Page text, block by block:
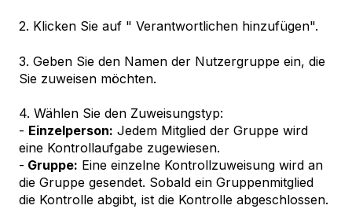
2. Klicken Sie auf " Verantwortlichen hinzufügen".
3. Geben Sie den Namen der Nutzergruppe ein, die
Sie zuweisen möchten.
4. Wählen Sie den Zuweisungstyp:
- Einzelperson: Jedem Mitglied der Gruppe wird
eine Kontrollaufgabe zugewiesen.
- Gruppe: Eine einzelne Kontrollzuweisung wird an
die Gruppe gesendet. Sobald ein Gruppenmitglied
die Kontrolle abgibt, ist die Kontrolle abgeschlossen.